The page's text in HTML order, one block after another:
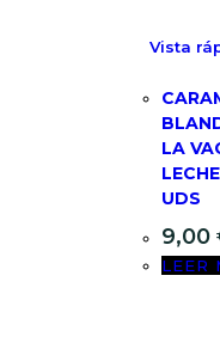
Vista
LA
UDS
9,00
LEER